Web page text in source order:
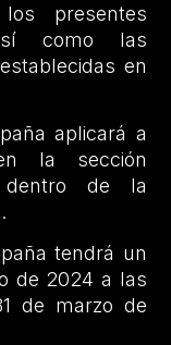
presentes
como las
en
aplicará a
la sección
dentro de la
tendrá un
de 2024 a las
de marzo de